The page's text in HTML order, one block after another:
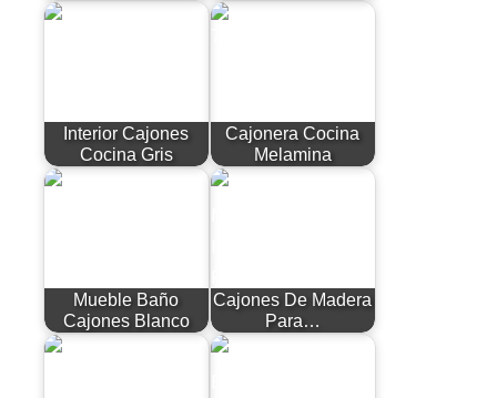
Interior Cajones
Cocina Gris
Cajonera Cocina
Melamina
Mueble Baño
Cajones Blanco
Cajones De Madera
Para…